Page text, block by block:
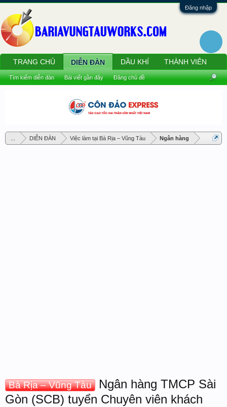
Đăng nhập
... DIỄN ĐÀN Việc làm tại Bà Rịa – Vũng Tàu Ngân hàng
Bà Rịa – Vũng Tàu
Ngân hàng TMCP Sài
Gòn (SCB) tuyển Chuyên viên khách
TRANG CHỦ DIỄN ĐÀN
Tìm kiếm diễn đàn Bài viết gần đây Đăng chủ đề
DẦU KHÍ THÀNH VIÊN